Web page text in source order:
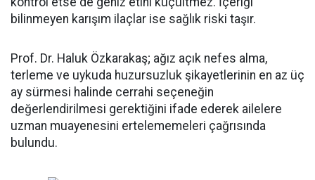
bilinmeyen karışım ilaçlar ise sağlık riski taşır.
Prof. Dr. Haluk Özkarakaş; ağız açık nefes alma,
terleme ve uykuda huzursuzluk şikayetlerinin en az üç
ay sürmesi halinde cerrahi seçeneğin
değerlendirilmesi gerektiğini ifade ederek ailelere
uzman muayenesini ertelememeleri çağrısında
bulundu.